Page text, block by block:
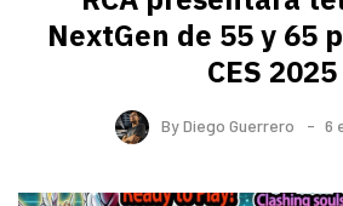
NextGen de 55 y 65
CES 2025
ByDiego Guerrero 6